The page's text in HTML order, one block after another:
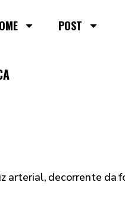
POST
decorrente da